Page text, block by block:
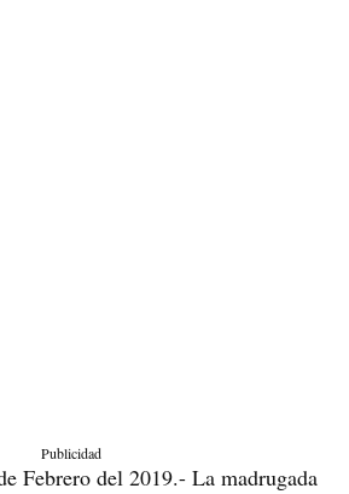
Publicidad
Febrero del 2019.- La madrugada